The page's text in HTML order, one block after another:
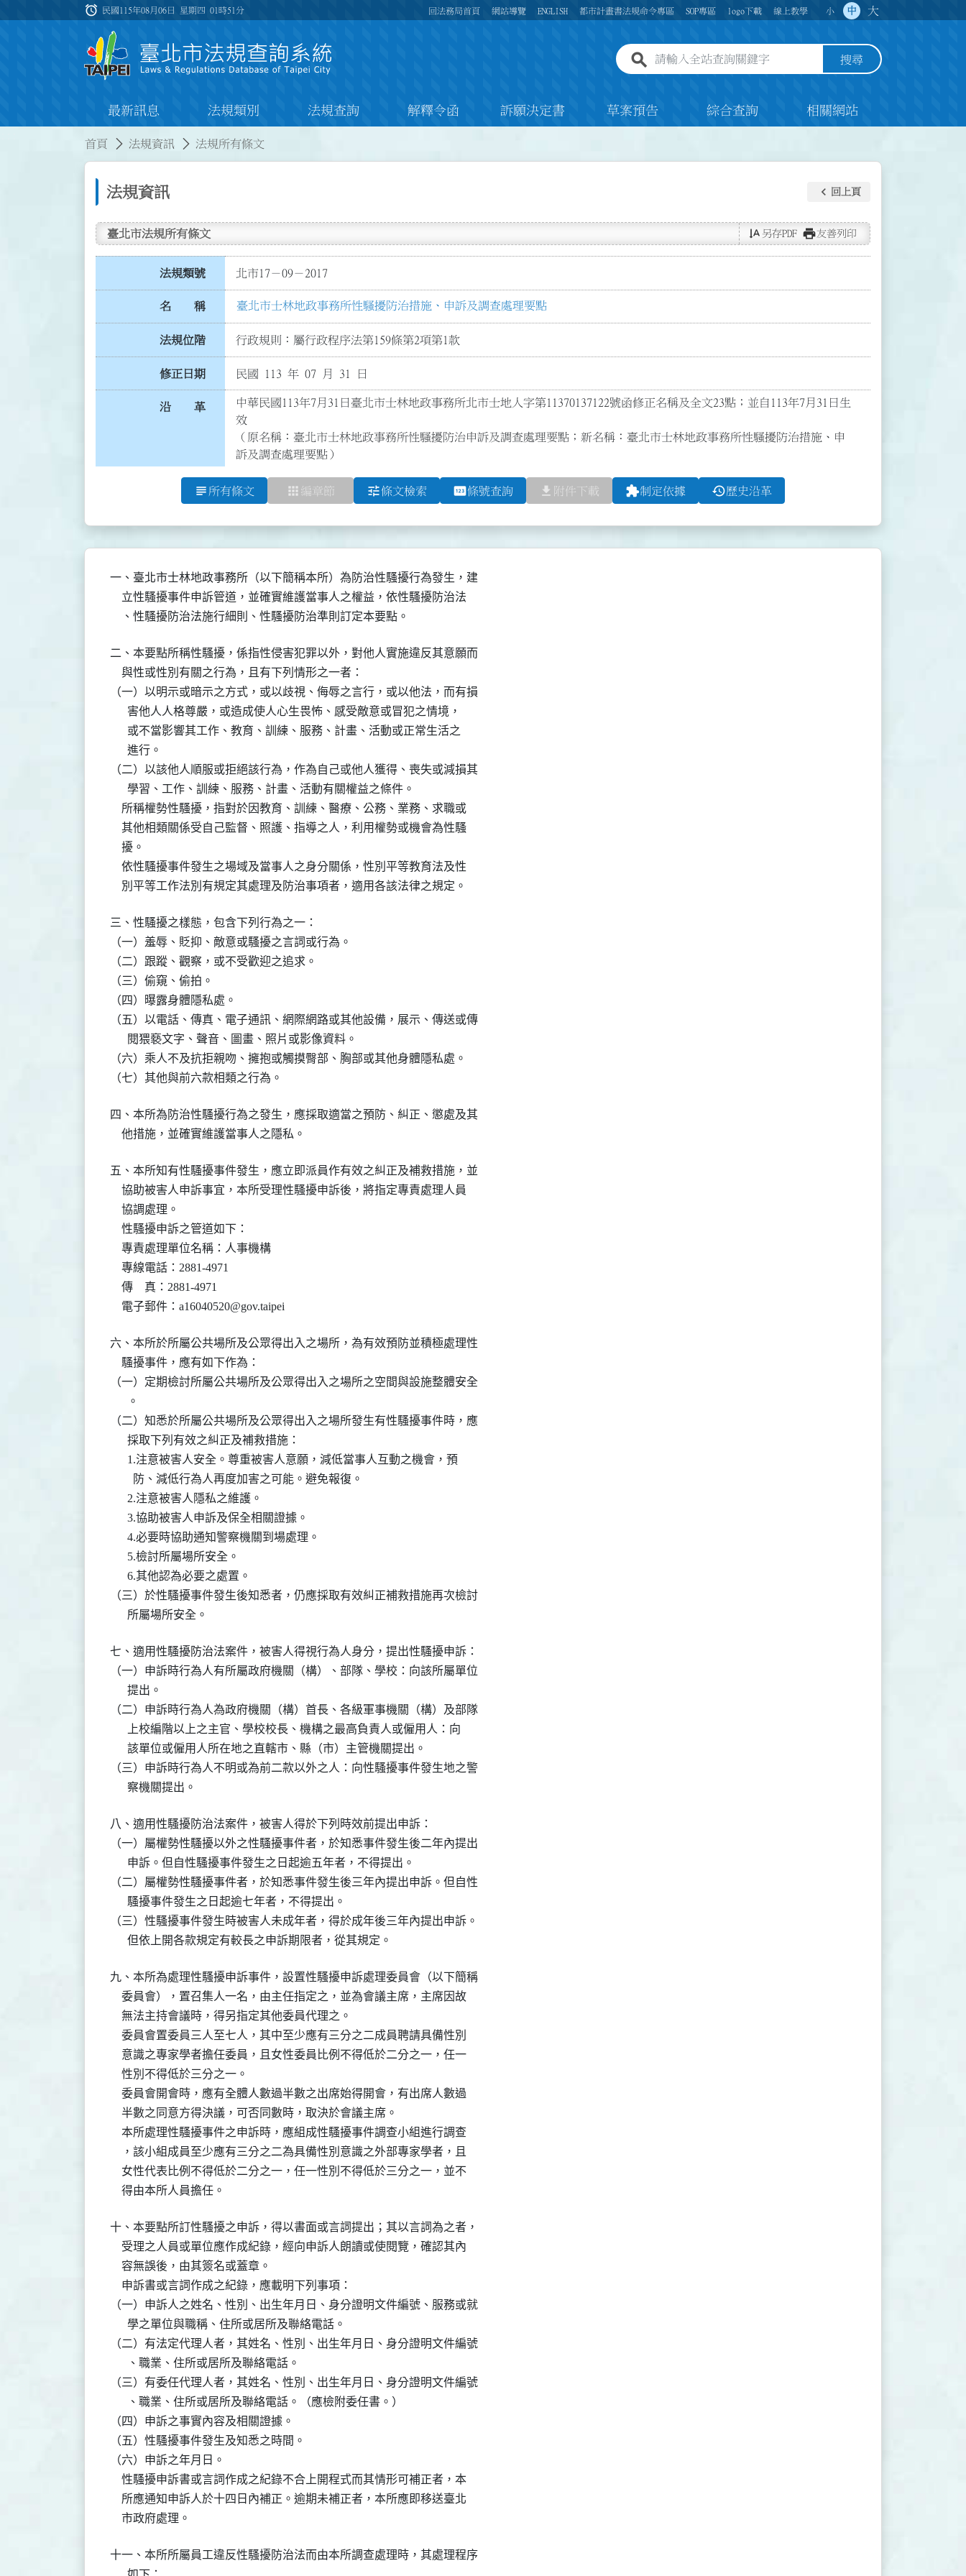
:::
alarm 民國115年08月06日 星期四01時51分 回法務局首頁 網站導覽 ENGLISH 都市計畫書法規命令專區 SOP專區 logo下載 線上教學 小 中 大
全站查詢關鍵字欄位 搜尋
最新訊息 法規類別 法規查詢 解釋令函 訴願決定書 草案預告 綜合查詢 相關網站
首頁 法規資訊 法規所有條文
法規資訊 keyboard_arrow_left 回上頁
臺北市法規所有條文 text_rotate_vertical 另存PDF print友善列印
法規類號 北市17－09－2017
名 稱 臺北市士林地政事務所性騷擾防治措施、申訴及調查處理要點
法規位階 行政規則：屬行政程序法第159條第2項第1款
修正日期 民國 113 年 07 月 31 日
沿 革
中華民國113年7月31日臺北市士林地政事務所北市士地人字第11370137122號函修正名稱及全文23點；並自113年7月31日生
效
（原名稱：臺北市士林地政事務所性騷擾防治申訴及調查處理要點；新名稱：臺北市士林地政事務所性騷擾防治措施、申
訴及調查處理要點）
subject 所有條文 apps 編章節 tune條文檢索 pin條號查詢 file_download 附件下載 extension制定依據 history歷史沿革
一、臺北市士林地政事務所（以下簡稱本所）為防治性騷擾行為發生，建
    立性騷擾事件申訴管道，並確實維護當事人之權益，依性騷擾防治法
    、性騷擾防治法施行細則、性騷擾防治準則訂定本要點。
二、本要點所稱性騷擾，係指性侵害犯罪以外，對他人實施違反其意願而
    與性或性別有關之行為，且有下列情形之一者：
（一）以明示或暗示之方式，或以歧視、侮辱之言行，或以他法，而有損
      害他人人格尊嚴，或造成使人心生畏怖、感受敵意或冒犯之情境，
      或不當影響其工作、教育、訓練、服務、計畫、活動或正常生活之
      進行。
（二）以該他人順服或拒絕該行為，作為自己或他人獲得、喪失或減損其
      學習、工作、訓練、服務、計畫、活動有關權益之條件。
    所稱權勢性騷擾，指對於因教育、訓練、醫療、公務、業務、求職或
    其他相類關係受自己監督、照護、指導之人，利用權勢或機會為性騷
    擾。
    依性騷擾事件發生之場域及當事人之身分關係，性別平等教育法及性
    別平等工作法別有規定其處理及防治事項者，適用各該法律之規定。
三、性騷擾之樣態，包含下列行為之一：
（一）羞辱、貶抑、敵意或騷擾之言詞或行為。
（二）跟蹤、觀察，或不受歡迎之追求。
（三）偷窺、偷拍。
（四）曝露身體隱私處。
（五）以電話、傳真、電子通訊、網際網路或其他設備，展示、傳送或傳
      閱猥褻文字、聲音、圖畫、照片或影像資料。
（六）乘人不及抗拒親吻、擁抱或觸摸臀部、胸部或其他身體隱私處。
（七）其他與前六款相類之行為。
四、本所為防治性騷擾行為之發生，應採取適當之預防、糾正、懲處及其
    他措施，並確實維護當事人之隱私。
五、本所知有性騷擾事件發生，應立即派員作有效之糾正及補救措施，並
    協助被害人申訴事宜，本所受理性騷擾申訴後，將指定專責處理人員
    協調處理。
    性騷擾申訴之管道如下：
    專責處理單位名稱：人事機構
    專線電話：2881-4971
    傳    真：2881-4971
    電子郵件：a16040520@gov.taipei
六、本所於所屬公共場所及公眾得出入之場所，為有效預防並積極處理性
    騷擾事件，應有如下作為：
（一）定期檢討所屬公共場所及公眾得出入之場所之空間與設施整體安全
      。
（二）知悉於所屬公共場所及公眾得出入之場所發生有性騷擾事件時，應
      採取下列有效之糾正及補救措施：
      1.注意被害人安全。尊重被害人意願，減低當事人互動之機會，預
        防、減低行為人再度加害之可能。避免報復。
      2.注意被害人隱私之維護。
      3.協助被害人申訴及保全相關證據。
      4.必要時協助通知警察機關到場處理。
      5.檢討所屬場所安全。
      6.其他認為必要之處置。
（三）於性騷擾事件發生後知悉者，仍應採取有效糾正補救措施再次檢討
      所屬場所安全。
七、適用性騷擾防治法案件，被害人得視行為人身分，提出性騷擾申訴：
（一）申訴時行為人有所屬政府機關（構）、部隊、學校：向該所屬單位
      提出。
（二）申訴時行為人為政府機關（構）首長、各級軍事機關（構）及部隊
      上校編階以上之主官、學校校長、機構之最高負責人或僱用人：向
      該單位或僱用人所在地之直轄市、縣（市）主管機關提出。
（三）申訴時行為人不明或為前二款以外之人：向性騷擾事件發生地之警
      察機關提出。
八、適用性騷擾防治法案件，被害人得於下列時效前提出申訴：
（一）屬權勢性騷擾以外之性騷擾事件者，於知悉事件發生後二年內提出
      申訴。但自性騷擾事件發生之日起逾五年者，不得提出。
（二）屬權勢性騷擾事件者，於知悉事件發生後三年內提出申訴。但自性
      騷擾事件發生之日起逾七年者，不得提出。
（三）性騷擾事件發生時被害人未成年者，得於成年後三年內提出申訴。
      但依上開各款規定有較長之申訴期限者，從其規定。
九、本所為處理性騷擾申訴事件，設置性騷擾申訴處理委員會（以下簡稱
    委員會），置召集人一名，由主任指定之，並為會議主席，主席因故
    無法主持會議時，得另指定其他委員代理之。
    委員會置委員三人至七人，其中至少應有三分之二成員聘請具備性別
    意識之專家學者擔任委員，且女性委員比例不得低於二分之一，任一
    性別不得低於三分之一。
    委員會開會時，應有全體人數過半數之出席始得開會，有出席人數過
    半數之同意方得決議，可否同數時，取決於會議主席。
    本所處理性騷擾事件之申訴時，應組成性騷擾事件調查小組進行調查
    ，該小組成員至少應有三分之二為具備性別意識之外部專家學者，且
    女性代表比例不得低於二分之一，任一性別不得低於三分之一，並不
    得由本所人員擔任。
十、本要點所訂性騷擾之申訴，得以書面或言詞提出；其以言詞為之者，
    受理之人員或單位應作成紀錄，經向申訴人朗讀或使閱覽，確認其內
    容無誤後，由其簽名或蓋章。
    申訴書或言詞作成之紀錄，應載明下列事項：
（一）申訴人之姓名、性別、出生年月日、身分證明文件編號、服務或就
      學之單位與職稱、住所或居所及聯絡電話。
（二）有法定代理人者，其姓名、性別、出生年月日、身分證明文件編號
      、職業、住所或居所及聯絡電話。
（三）有委任代理人者，其姓名、性別、出生年月日、身分證明文件編號
      、職業、住所或居所及聯絡電話。（應檢附委任書。）
（四）申訴之事實內容及相關證據。
（五）性騷擾事件發生及知悉之時間。
（六）申訴之年月日。
    性騷擾申訴書或言詞作成之紀錄不合上開程式而其情形可補正者，本
    所應通知申訴人於十四日內補正。逾期未補正者，本所應即移送臺北
    市政府處理。
十一、本所所屬員工違反性騷擾防治法而由本所調查處理時，其處理程序